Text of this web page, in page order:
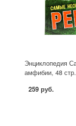
Энциклопедия
амфибии, 48
259 руб.